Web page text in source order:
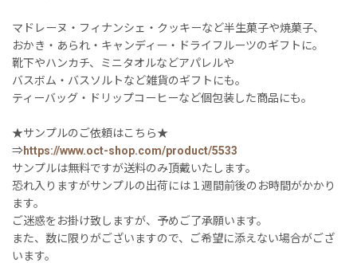
マドレーヌ・フィナンシェ・クッキーなど半生菓子や焼菓子、
おかき・あられ・キャンディー・ドライフルーツのギフトに。
靴下やハンカチ、ミニタオルなどアパレルや
バスボム・バスソルトなど雑貨のギフトにも。
ティーバッグ・ドリップコーヒーなど個包装した商品にも。
★サンプルのご依頼はこちら★
⇒https://www.oct-shop.com/product/5533
サンプルは無料ですが送料のみ頂戴いたします。
恐れ入りますがサンプルの出荷には１週間前後のお時間がかかり
ます。
ご迷惑をお掛け致しますが、予めご了承願います。
また、数に限りがございますので、ご希望に添えない場合がござ
います。